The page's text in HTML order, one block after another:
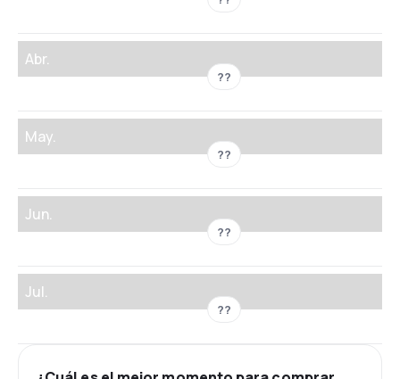
Abr.
??
May.
??
Jun.
??
Jul.
??